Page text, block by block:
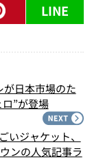
LINE
が日本市場のた
”が登場
いジャケット、
ンの人気記事ラ